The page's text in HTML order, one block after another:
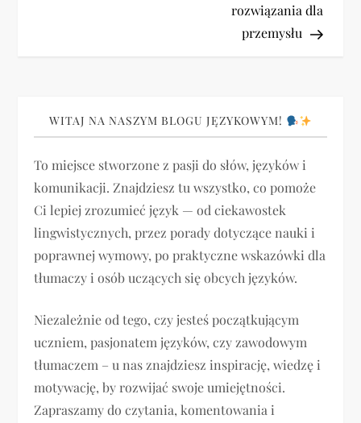
c
j
a
w
p
i
s
u
rozwiązania dla
przemysłu
WITAJ NA NASZYM BLOGU JĘZYKOWYM!
To miejsce stworzone z pasji do słów, języków i
komunikacji. Znajdziesz tu wszystko, co pomoże
Ci lepiej zrozumieć język — od ciekawostek
lingwistycznych, przez porady dotyczące nauki i
poprawnej wymowy, po praktyczne wskazówki dla
tłumaczy i osób uczących się obcych języków.
Niezależnie od tego, czy jesteś początkującym
uczniem, pasjonatem języków, czy zawodowym
tłumaczem – u nas znajdziesz inspirację, wiedzę i
motywację, by rozwijać swoje umiejętności.
Zapraszamy do czytania, komentowania i